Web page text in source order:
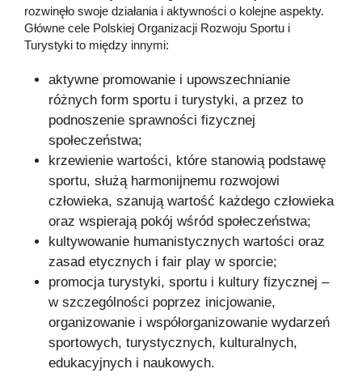
rozwinęło swoje działania i aktywności o kolejne aspekty.
Główne cele Polskiej Organizacji Rozwoju Sportu i
Turystyki to między innymi:
aktywne promowanie i upowszechnianie
różnych form sportu i turystyki, a przez to
podnoszenie sprawności fizycznej
społeczeństwa;
krzewienie wartości, które stanowią podstawę
sportu, służą harmonijnemu rozwojowi
człowieka, szanują wartość każdego człowieka
oraz wspierają pokój wśród społeczeństwa;
kultywowanie humanistycznych wartości oraz
zasad etycznych i fair play w sporcie;
promocja turystyki, sportu i kultury fizycznej –
w szczególności poprzez inicjowanie,
organizowanie i współorganizowanie wydarzeń
sportowych, turystycznych, kulturalnych,
edukacyjnych i naukowych.